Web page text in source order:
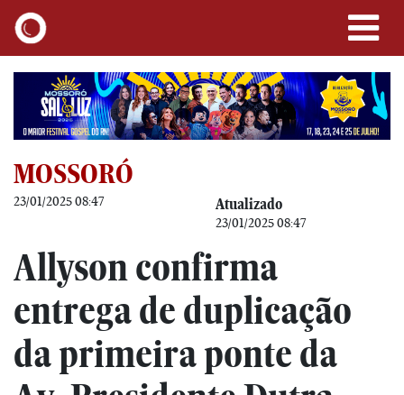
MOSSORÓ
23/01/2025 08:47 Atualizado
23/01/2025 08:47
Allyson confirma
entrega de duplicação
da primeira ponte da